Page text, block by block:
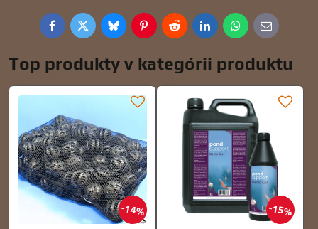
FacebookTwitterBlueskyPinterestRedditLinkedInWhatsApp
E-
mail
Top produkty v kategórii produktu
14% 15%